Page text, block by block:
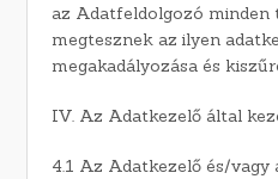
az Adatfeldolgozó
megtesznek az ilyen
megakadályozása és
IV. Az Adatkezelő által
4.1 Az Adatkezelő és/